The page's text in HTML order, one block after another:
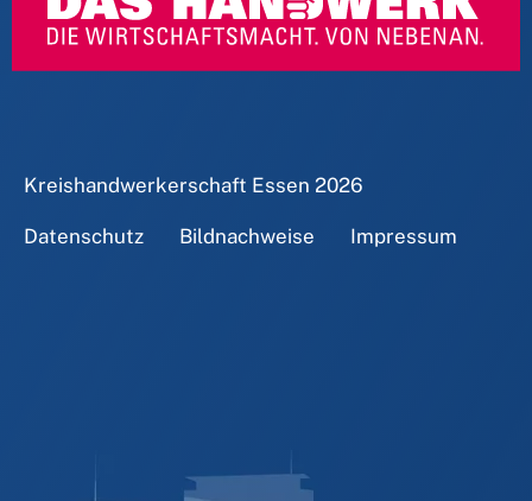
Kreishandwerkerschaft Essen 2026
Datenschutz Bildnachweise Impressum